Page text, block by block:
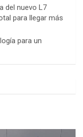
del nuevo L7
para llegar más
para un